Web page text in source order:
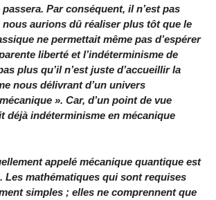
Par conséquent, il n’est pas
aurions dû réaliser plus tôt que le
ne permettait même pas d’espérer
liberté et l’indéterminisme de
plus qu’il n’est juste d’accueillir la
nous délivrant d’un univers
». Car, d’un point de vue
déjà indéterminisme en mécanique
appelé mécanique quantique est
Les mathématiques qui sont requises
simples ; elles ne comprennent que